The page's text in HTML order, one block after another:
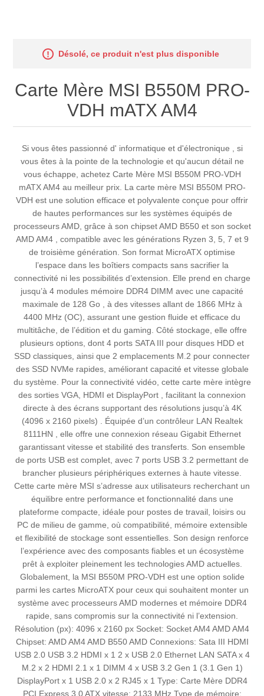
Désolé, ce produit n'est plus disponible
Carte Mère MSI B550M PRO-
VDH mATX AM4
Si vous êtes passionné d' informatique et d'électronique , si
vous êtes à la pointe de la technologie et qu'aucun détail ne
vous échappe, achetez Carte Mère MSI B550M PRO-VDH
mATX AM4 au meilleur prix. La carte mère MSI B550M PRO-
VDH est une solution efficace et polyvalente conçue pour offrir
de hautes performances sur les systèmes équipés de
processeurs AMD, grâce à son chipset AMD B550 et son socket
AMD AM4 , compatible avec les générations Ryzen 3, 5, 7 et 9
de troisième génération. Son format MicroATX optimise
l’espace dans les boîtiers compacts sans sacrifier la
connectivité ni les possibilités d’extension. Elle prend en charge
jusqu’à 4 modules mémoire DDR4 DIMM avec une capacité
maximale de 128 Go , à des vitesses allant de 1866 MHz à
4400 MHz (OC), assurant une gestion fluide et efficace du
multitâche, de l’édition et du gaming. Côté stockage, elle offre
plusieurs options, dont 4 ports SATA III pour disques HDD et
SSD classiques, ainsi que 2 emplacements M.2 pour connecter
des SSD NVMe rapides, améliorant capacité et vitesse globale
du système. Pour la connectivité vidéo, cette carte mère intègre
des sorties VGA, HDMI et DisplayPort , facilitant la connexion
directe à des écrans supportant des résolutions jusqu’à 4K
(4096 x 2160 pixels) . Équipée d’un contrôleur LAN Realtek
8111HN , elle offre une connexion réseau Gigabit Ethernet
garantissant vitesse et stabilité des transferts. Son ensemble
de ports USB est complet, avec 7 ports USB 3.2 permettant de
brancher plusieurs périphériques externes à haute vitesse.
Cette carte mère MSI s’adresse aux utilisateurs recherchant un
équilibre entre performance et fonctionnalité dans une
plateforme compacte, idéale pour postes de travail, loisirs ou
PC de milieu de gamme, où compatibilité, mémoire extensible
et flexibilité de stockage sont essentielles. Son design renforce
l’expérience avec des composants fiables et un écosystème
prêt à exploiter pleinement les technologies AMD actuelles.
Globalement, la MSI B550M PRO-VDH est une option solide
parmi les cartes MicroATX pour ceux qui souhaitent monter un
système avec processeurs AMD modernes et mémoire DDR4
rapide, sans compromis sur la connectivité ni l’extension.
Résolution (px): 4096 x 2160 px Socket: Socket AM4 AMD AM4
Chipset: AMD AM4 AMD B550 AMD Connexions: Sata III HDMI
USB 2.0 USB 3.2 HDMI x 1 2 x USB 2.0 Ethernet LAN SATA x 4
M.2 x 2 HDMI 2.1 x 1 DIMM 4 x USB 3.2 Gen 1 (3.1 Gen 1)
DisplayPort x 1 USB 2.0 x 2 RJ45 x 1 Type: Carte Mère DDR4
PCI Express 3.0 ATX vitesse: 2133 MHz Type de mémoire: